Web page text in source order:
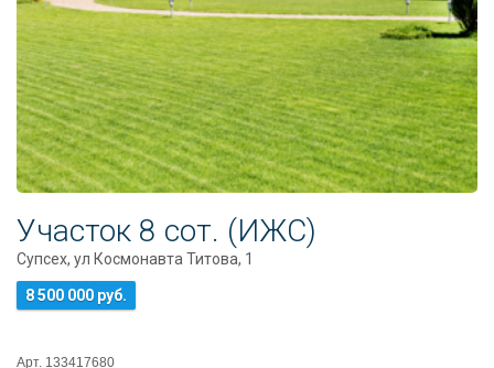
Участок 8 сот. (ИЖС)
Супсех, ул Космонавта Титова, 1
8 500 000 руб.
Арт. 133417680